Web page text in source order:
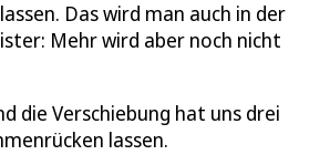
Das wird man auch in der
Mehr wird aber noch nicht
die Verschiebung hat uns drei
lassen.